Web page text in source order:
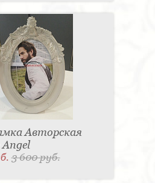
Авторская
3 600 руб.